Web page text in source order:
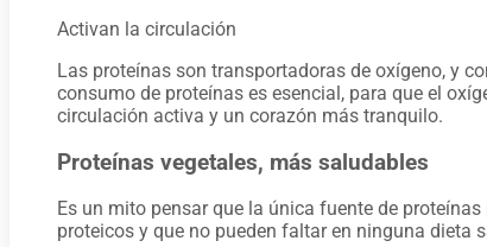
Activan la circulación
Las proteínas son transportadoras de oxígeno, y
consumo de proteínas es esencial, para que el
circulación activa y un corazón más tranquilo.
Proteínas vegetales, más saludables
Es un mito pensar que la única fuente de
proteicos y que no pueden faltar en ninguna dieta